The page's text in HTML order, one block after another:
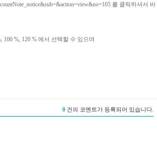
를 클릭하셔서 바
%, 120 % 에서 선택할 수 있으며